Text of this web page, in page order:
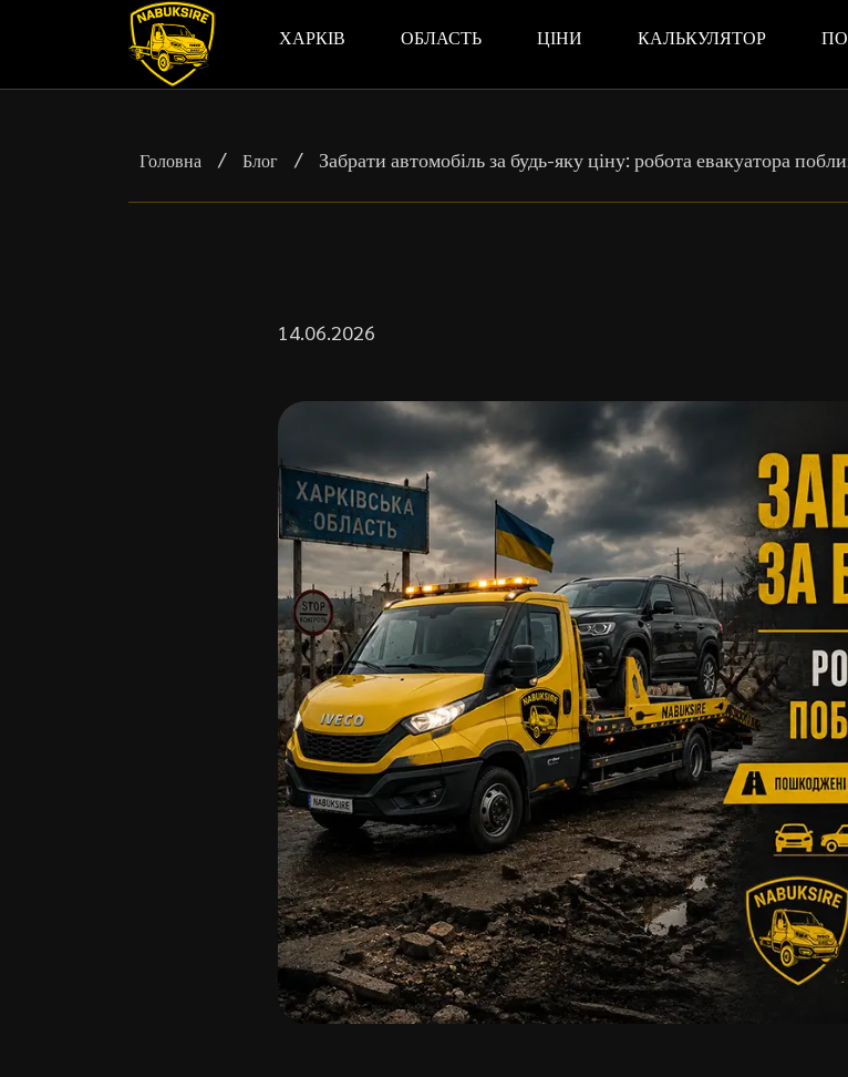
ХАРКІВ ОБЛАСТЬ ЦІНИ КАЛЬКУЛЯТОР
Головна / Блог / Забрати автомобіль за будь-яку ціну: робота евакуатора
14.06.2026